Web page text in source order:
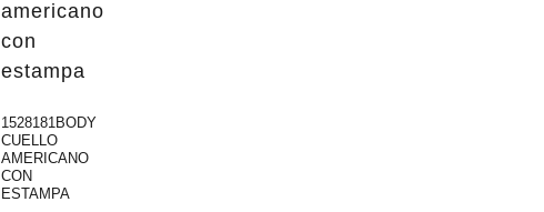
1528181BODY
CUELLO
AMERICANO
CON
ESTAMPA